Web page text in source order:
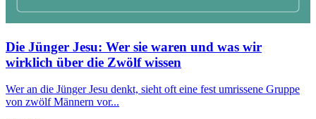
Die Jünger Jesu: Wer sie waren und was wir
wirklich über die Zwölf wissen
Wer an die Jünger Jesu denkt, sieht oft eine fest umrissene Gruppe
von zwölf Männern vor...